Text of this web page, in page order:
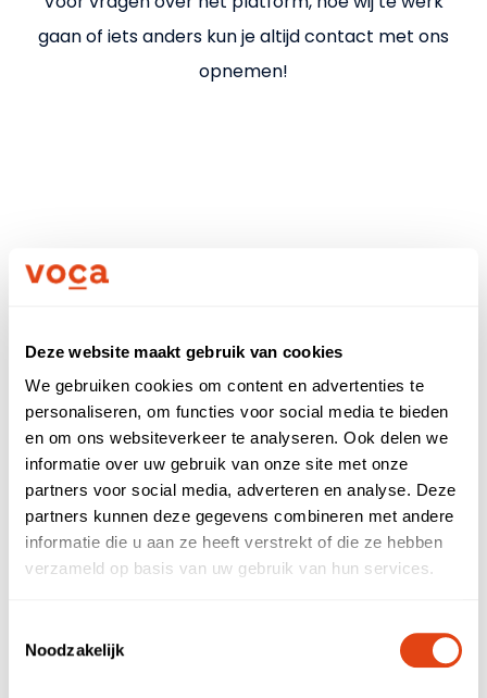
Deze website maakt gebruik van cookies
We gebruiken cookies om content en advertenties te
personaliseren, om functies voor social media te bieden
en om ons websiteverkeer te analyseren. Ook delen we
informatie over uw gebruik van onze site met onze
partners voor social media, adverteren en analyse. Deze
partners kunnen deze gegevens combineren met andere
informatie die u aan ze heeft verstrekt of die ze hebben
verzameld op basis van uw gebruik van hun services.
Noodzakelijk
Nieuws
Inloggen
NL EN
gaan of iets anders kun je altijd contact met ons
opnemen!
Bel direct
Voor- en achternaam
Bedrijfsnaam